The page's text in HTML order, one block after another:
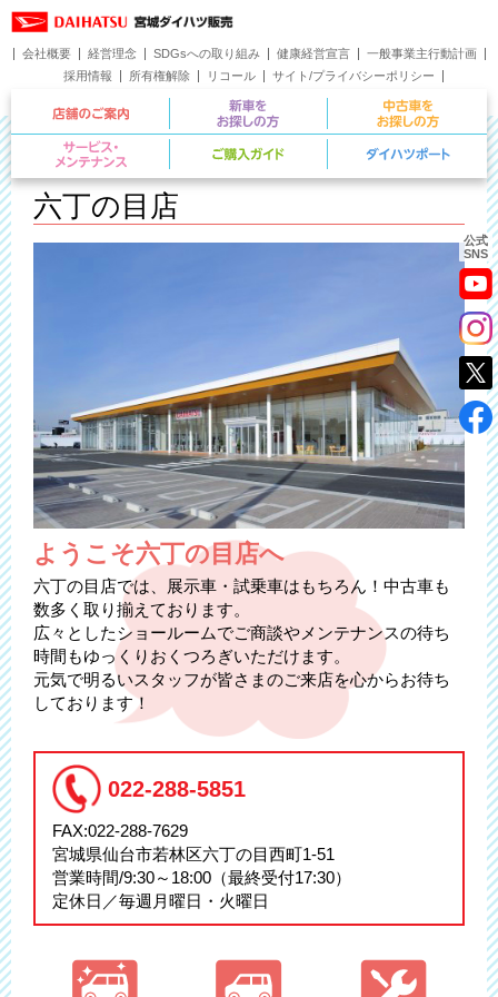
公式
SNS
会社概要 経営理念 SDGsへの取り組み 健康経営宣言
一般事業主行動計画
採用情報
所有権解除 リコール
サイト/プライバシーポリシー
お問い合わせ
店舗のご案内 新車をお探しの方
サービス・メンテナンス ご購入ガイド
六丁の目店
ようこそ六丁の目店へ
六丁の目店では、展示車・試乗車はもちろん！中古車も
数多く取り揃えております。
広々としたショールームでご商談やメンテナンスの待ち
時間もゆっくりおくつろぎいただけます。
元気で明るいスタッフが皆さまのご来店を心からお待ち
しております！
022-288-5851
FAX:022-288-7629
宮城県仙台市若林区六丁の目西町1-51
営業時間/9:30～18:00（最終受付17:30）
定休日／毎週月曜日・火曜日